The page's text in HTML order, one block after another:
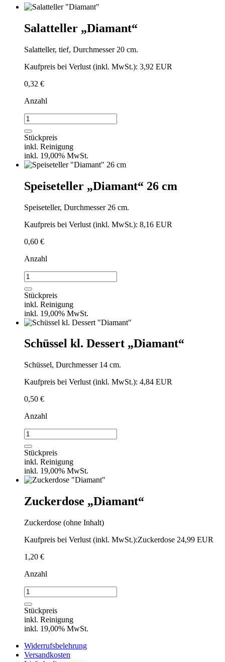
Salatteller „Diamant“
Salatteller, tief, Durchmesser 20 cm.
Kaufpreis bei Verlust (inkl. MwSt.): 3,92 EUR
0,32 €
Anzahl
Salatteller
"Diamant"
Menge
Stückpreis
inkl. Reinigung
inkl. 19,00% MwSt.
Speiseteller „Diamant“ 26 cm
Speiseteller, Durchmesser 26 cm.
Kaufpreis bei Verlust (inkl. MwSt.): 8,16 EUR
0,60 €
Anzahl
Speiseteller
"Diamant"
26
cm
Menge
Stückpreis
inkl. Reinigung
inkl. 19,00% MwSt.
Schüssel kl. Dessert „Diamant“
Schüssel, Durchmesser 14 cm.
Kaufpreis bei Verlust (inkl. MwSt.): 4,84 EUR
0,50 €
Anzahl
Schüssel
kl.
Dessert
"Diamant"
Menge
Stückpreis
inkl. Reinigung
inkl. 19,00% MwSt.
Zuckerdose „Diamant“
Zuckerdose (ohne Inhalt)
Kaufpreis bei Verlust (inkl. MwSt.):Zuckerdose 24,99 EUR
1,20 €
Anzahl
Zuckerdose
"Diamant"
Menge
Stückpreis
inkl. Reinigung
inkl. 19,00% MwSt.
Widerrufsbelehrung
Versandkosten